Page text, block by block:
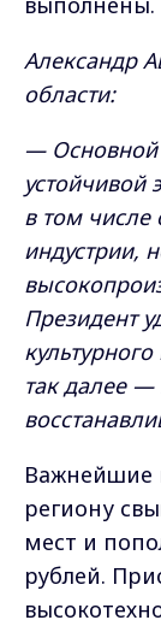
Александр
области:
— Основной
устойчивой
в том числе
индустрии,
Президент
так далее —
Важнейшие
региону
мест и
рублей.